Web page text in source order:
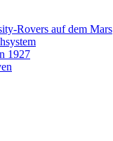
Rovers auf dem Mars
1927